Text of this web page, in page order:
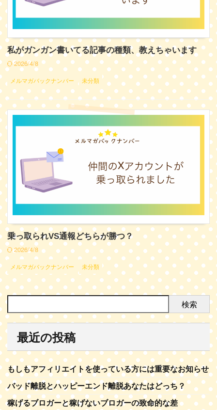
私がガンガン書いてる記事の種類、教えちゃいます
2026/4/8
メルマガバックナンバー 未分類
乗っ取られVS通報どちらが勝つ？
2026/4/8
メルマガバックナンバー 未分類
検索
最近の投稿
もしもアフィリエイトを使っている方には重要なお知らせ
バッド離脱とハッピーエンド離脱あなたはどっち？
稼げるブロガーと稼げないブロガーの致命的な差